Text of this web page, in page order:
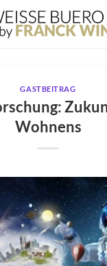
GASTBEITRAG
Wohnens